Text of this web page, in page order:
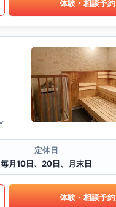
体験・相談予約
定休日
毎月10日、20日、月末日
体験・相談予約